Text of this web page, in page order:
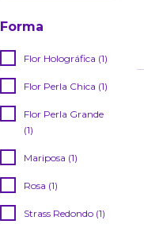
Forma
Flor Holográfica (1)
Flor Perla Chica (1)
Flor Perla Grande
(1)
Mariposa (1)
Rosa (1)
Strass Redondo (1)